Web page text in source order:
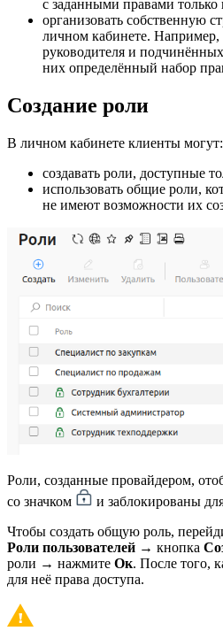
с заданными правами
организовать собственную
личном кабинете. Например,
руководителя и
них определённый набор
Создание роли
В личном кабинете клиенты могут:
создавать роли, доступные
использовать общие роли,
не имеют возможности их
Роли, созданные провайдером,
со значком
и заблокированы
Чтобы создать общую роль,
Роли пользователей → кнопка
роли → нажмите Ок. После того,
для неё права доступа.